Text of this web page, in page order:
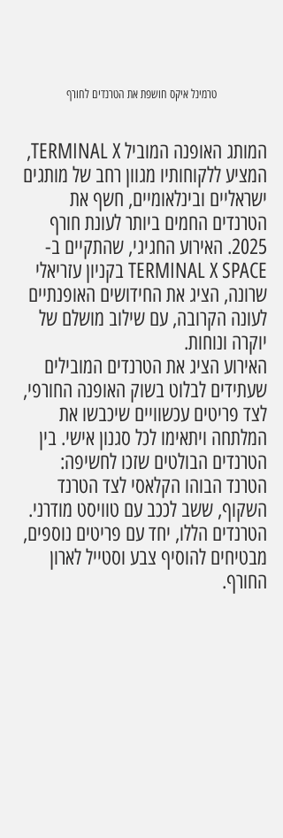
טרמינל איקס חושפת את הטרנדים לחורף
המותג האופנה המוביל TERMINAL X,
המציע ללקוחותיו מגוון רחב של מותגים
ישראליים ובינלאומיים, חשף את
הטרנדים החמים ביותר לעונת חורף
2025. האירוע החגיגי, שהתקיים ב-
TERMINAL X SPACE בקניון עזריאלי
שרונה, הציג את החידושים האופנתיים
לעונה הקרובה, עם שילוב מושלם של
יוקרה ונוחות.
האירוע הציג את הטרנדים המובילים
שעתידים לבלוט בשוק האופנה החורפי,
לצד פריטים עכשוויים שיכבשו את
המלתחה ויתאימו לכל סגנון אישי. בין
הטרנדים הבולטים שזכו לחשיפה:
הטרנד הבוהו הקלאסי לצד הטרנד
השקוף, ששב לככב עם טוויסט מודרני.
הטרנדים הללו, יחד עם פריטים נוספים,
מבטיחים להוסיף צבע וסטייל לארון
החורף.